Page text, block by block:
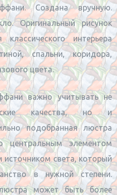
Создана вручную.
Оригинальный рисунок
интерьера
спальни, коридора,
цвета.
важно учитывать не
качества, но и
подобранная люстра
центральным элементом
света, который
в нужной степени.
может быть более